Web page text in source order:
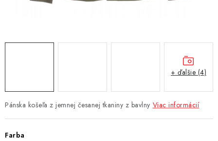
Pánska košeľa z jemnej česanej tkaniny z bavlny Viac informácií
Farba
+ ďalšie (4)